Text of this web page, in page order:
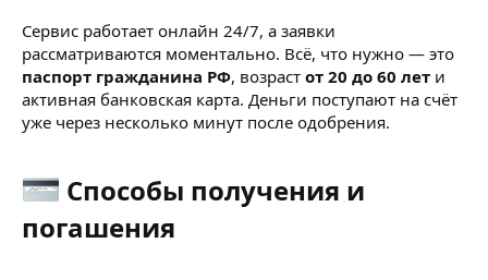
Сервис работает онлайн 24/7, а заявки
рассматриваются моментально. Всё, что нужно — это
паспорт гражданина РФ, возраст от 20 до 60 лет и
активная банковская карта. Деньги поступают на счёт
уже через несколько минут после одобрения.
Способы получения и
погашения​